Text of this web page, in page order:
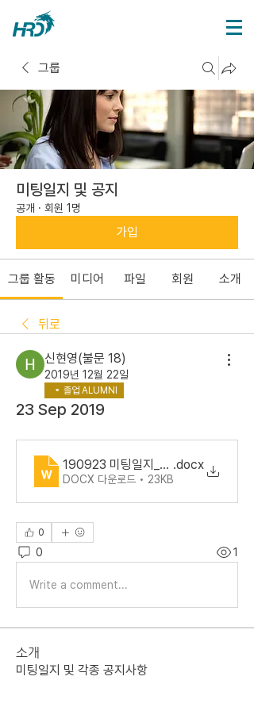
그룹
미팅일지 및 공지
공개 · 회원 1명
가입
그룹 활동 미디어 파일 회원 소개
뒤로
신현영(불문 18)
2019년 12월 22일
졸업 ALUMNI
23 Sep 2019
190923 미팅일지_부당장_v1
.docx
DOCX 다운로드 • 23KB
0
0 1
Write a comment...
소개
미팅일지 및 각종 공지사항